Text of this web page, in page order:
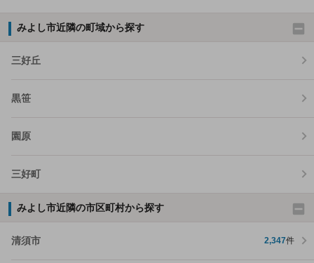
みよし市近隣の町域から探す
三好丘
黒笹
園原
三好町
みよし市近隣の市区町村から探す
清須市 2,347件